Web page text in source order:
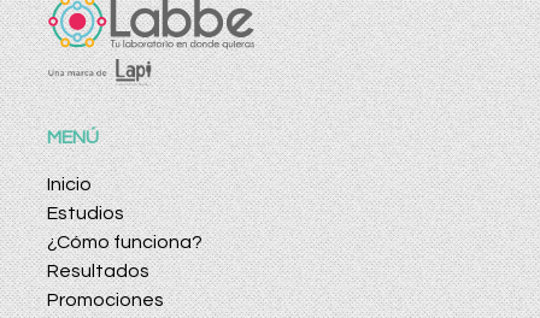
MENÚ
Inicio
Estudios
¿Cómo funciona?
Resultados
Promociones